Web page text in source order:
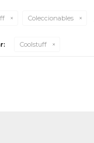
Coleccionables
Coolstuff